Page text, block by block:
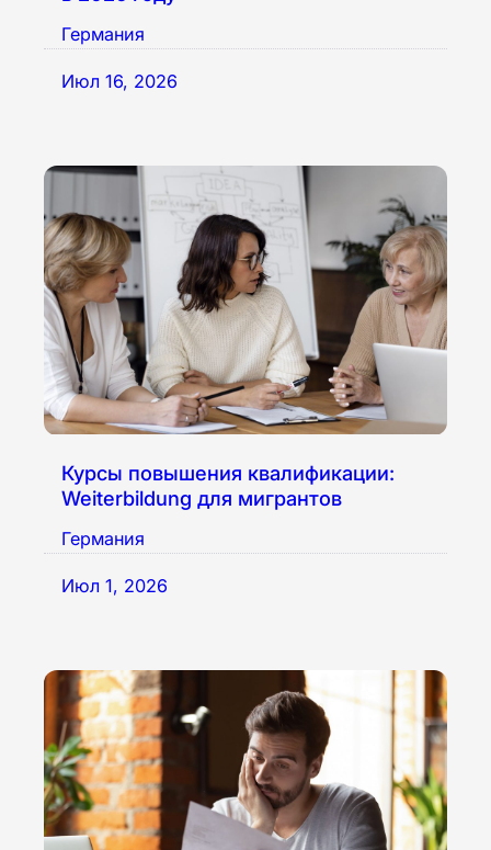
Германия
Июл 16, 2026
Курсы повышения квалификации:
Weiterbildung для мигрантов
Германия
Июл 1, 2026